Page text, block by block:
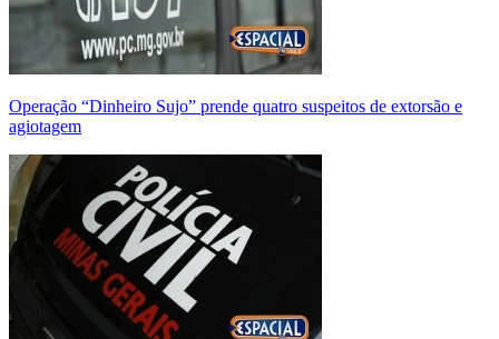
Operação “Dinheiro Sujo” prende quatro suspeitos de extorsão e
agiotagem